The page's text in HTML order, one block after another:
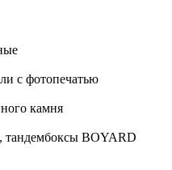
с фотопечатью
камня
BOYARD